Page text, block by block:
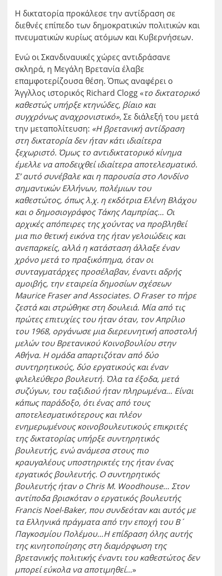
Η δικτατορία προκάλεσε την αντίδραση σε
διεθνές επίπεδο των δημοκρατικών πολιτικών και
πνευματικών κυρίως ατόμων και Κυβερνήσεων.
Ενώ οι Σκανδιναυικές χώρες αντιδράσανε
σκληρά, η Μεγάλη Βρετανία έλαβε
επαμφοτερίζουσα θέση. Όπως αναφέρει ο
Άγγλλος ιστορικός Richard Clogg «το δικτατορικό
καθεστώς υπήρξε κτηνώδες, βίαιο και
συγχρόνως αναχρονιστικό»,Σε διάλεξή του μετά
την μεταπολίτευση: «Η βρετανική αντίδραση
στη δικτατορία δεν ήταν κάτι ιδιαίτερα
ξεχωριστό. Όμως το αντιδικτατορικό κίνημα
έμελλε να αποδειχθεί ιδιαίτερα αποτελεσματικό.
Σ’ αυτό συνέβαλε και η παρουσία στο Λονδίνο
σημαντικών Ελλήνων, πολέμιων του
καθεστώτος, όπως λ.χ. η εκδότρια Ελένη Βλάχου
και ο δημοσιογράφος Τάκης Λαμπρίας… Οι
αρχικές απόπειρες της χούντας να προβληθεί
μια πιο θετική εικόνα της ήταν γελοιώδεις και
ανεπαρκείς, αλλά η κατάσταση άλλαξε έναν
χρόνο μετά το πραξικόπημα, ότανοι
συνταγματάρχες προσέλαβαν, έναντι αδρής
αμοιβής, την εταιρεία δημοσίων σχέσεων
Maurice Fraser and Associates. Ο Fraser το πήρε
ζεστά και στρώθηκε στη δουλειά. Μία από τις
πρώτες επιτυχίες του ήταν όταν, τον Απρίλιο
του 1968, οργάνωσε μια διερευνητική αποστολή
μελών του Βρετανικού Κοινοβουλίου στην
Αθήνα. Η ομάδα απαρτιζόταν από δύο
συντηρητικούς, δύο εργατικούς και έναν
φιλελεύθερο βουλευτή. Όλα τα έξοδα, μετά
συζύγων, του ταξιδιού ήταν πληρωμένα… Είναι
κάπως παράδοξο, ότι ένας από τους
αποτελεσματικότερους και πλέον
ενημερωμένους κοινοβουλευτικούς επικριτές
της δικτατορίας υπήρξε συντηρητικός
βουλευτής, ενώ ανάμεσα στους πιο
κραυγαλέους υποστηρικτές της ήταν ένας
εργατικός βουλευτής. Ο συντηρητικός
βουλευτής ήταν ο Chris M. Woodhouse… Στον
αντίποδαβρισκόταν ο εργατικός βουλευτής
Francis Noel-Baker, που συνδεόταν και αυτός με
τα Ελληνικά πράγματα από την εποχή του Β´
Παγκοσμίου Πολέμου…Η επίδραση όλης αυτής
της κινητοποίησης στη διαμόρφωση της
βρετανικής πολιτικής έναντι του καθεστώτος δεν
μπορεί εύκολα να αποτιμηθεί…»